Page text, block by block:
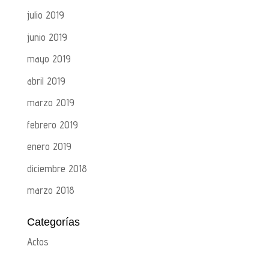
julio 2019
junio 2019
mayo 2019
abril 2019
marzo 2019
febrero 2019
enero 2019
diciembre 2018
marzo 2018
Categorías
Actos